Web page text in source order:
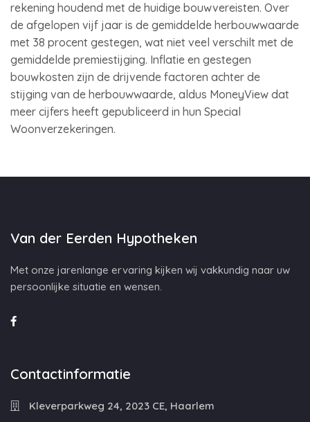
rekening houdend met de huidige bouwvereisten. Over
de afgelopen vijf jaar is de gemiddelde herbouwwaarde
met 38 procent gestegen, wat niet veel verschilt met de
gemiddelde premiestijging. Inflatie en gestegen
bouwkosten zijn de drijvende factoren achter de
stijging van de herbouwwaarde, aldus MoneyView dat
meer cijfers heeft gepubliceerd in hun Special
Woonverzekeringen.
Van der Eerden Hypotheken
Met onze jarenlange ervaring kijken wij vakkundig naar uw
persoonlijke situatie en wensen.
Contactinformatie
Kleverparkweg 24, 2023 CE, Haarlem